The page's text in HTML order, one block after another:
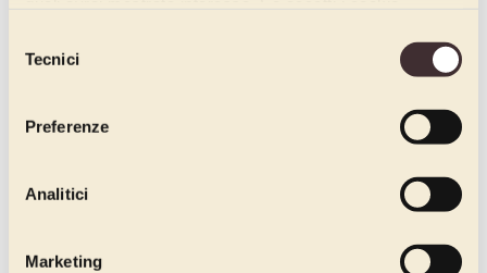
delTecnici
Preferenze
Analitici
Marketing